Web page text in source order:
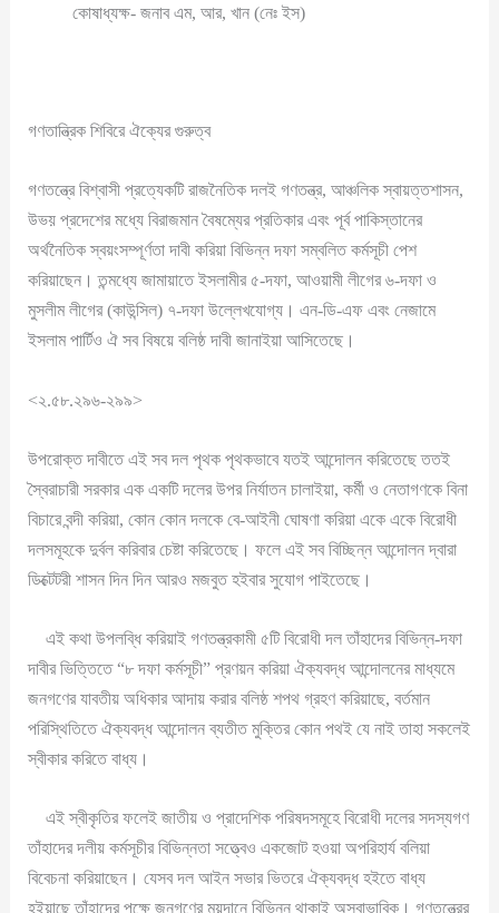
কোষাধ্যক্ষ- জনাব এম, আর, খান (নেঃ ইস)
গণতান্ত্রিক শিবিরে ঐক্যের গুরুত্ব
গণতন্ত্রে বিশ্বাসী প্রত্যেকটি রাজনৈতিক দলই গণতন্ত্র, আঞ্চলিক স্বায়ত্তশাসন,
উভয় প্রদেশের মধ্যে বিরাজমান বৈষম্যের প্রতিকার এবং পূর্ব পাকিস্তানের
অর্থনৈতিক স্বয়ংসম্পূর্ণতা দাবী করিয়া বিভিন্ন দফা সম্বলিত কর্মসূচী পেশ
করিয়াছেন। তন্মধ্যে জামায়াতে ইসলামীর ৫-দফা, আওয়ামী লীগের ৬-দফা ও
মুসলীম লীগের (কাউন্সিল) ৭-দফা উল্লেখযোগ্য। এন-ডি-এফ এবং নেজামে
ইসলাম পার্টিও ঐ সব বিষয়ে বলিষ্ঠ দাবী জানাইয়া আসিতেছে।
<২.৫৮.২৯৬-২৯৯>
উপরোক্ত দাবীতে এই সব দল পৃথক পৃথকভাবে যতই আন্দোলন করিতেছে ততই
স্বৈরাচারী সরকার এক একটি দলের উপর নির্যাতন চালাইয়া, কর্মী ও নেতাগণকে বিনা
বিচারে বন্দী করিয়া, কোন কোন দলকে বে-আইনী ঘোষণা করিয়া একে একে বিরোধী
দলসমূহকে দুর্বল করিবার চেষ্টা করিতেছে। ফলে এই সব বিচ্ছিন্ন আন্দোলন দ্বারা
ডিক্টেটরী শাসন দিন দিন আরও মজবুত হইবার সুযোগ পাইতেছে।
এই কথা উপলব্ধি করিয়াই গণতন্ত্রকামী ৫টি বিরোধী দল তাঁহাদের বিভিন্ন-দফা
দাবীর ভিত্তিতে “৮ দফা কর্মসূচী” প্রণয়ন করিয়া ঐক্যবদ্ধ আন্দোলনের মাধ্যমে
জনগণের যাবতীয় অধিকার আদায় করার বলিষ্ঠ শপথ গ্রহণ করিয়াছে, বর্তমান
পরিস্থিতিতে ঐক্যবদ্ধ আন্দোলন ব্যতীত মুক্তির কোন পথই যে নাই তাহা সকলেই
স্বীকার করিতে বাধ্য।
এই স্বীকৃতির ফলেই জাতীয় ও প্রাদেশিক পরিষদসমূহে বিরোধী দলের সদস্যগণ
তাঁহাদের দলীয় কর্মসূচীর বিভিন্নতা সত্ত্বেও একজোট হওয়া অপরিহার্য বলিয়া
বিবেচনা করিয়াছেন। যেসব দল আইন সভার ভিতরে ঐক্যবদ্ধ হইতে বাধ্য
হইয়াছে তাঁহাদের পক্ষে জনগণের ময়দানে বিভিন্ন থাকাই অস্বাভাবিক। গণতন্ত্রের